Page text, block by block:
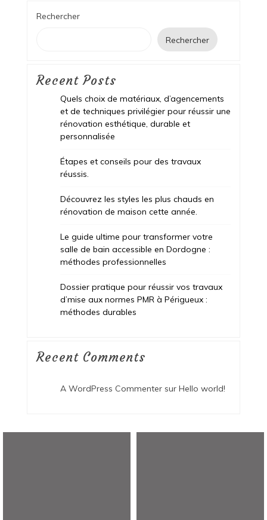
Rechercher
Rechercher
Recent Posts
Quels choix de matériaux, d’agencements
et de techniques privilégier pour réussir une
rénovation esthétique, durable et
personnalisée
Étapes et conseils pour des travaux
réussis.
Découvrez les styles les plus chauds en
rénovation de maison cette année.
Le guide ultime pour transformer votre
salle de bain accessible en Dordogne :
méthodes professionnelles
Dossier pratique pour réussir vos travaux
d’mise aux normes PMR à Périgueux :
méthodes durables
Recent Comments
A WordPress Commentersur Hello world!